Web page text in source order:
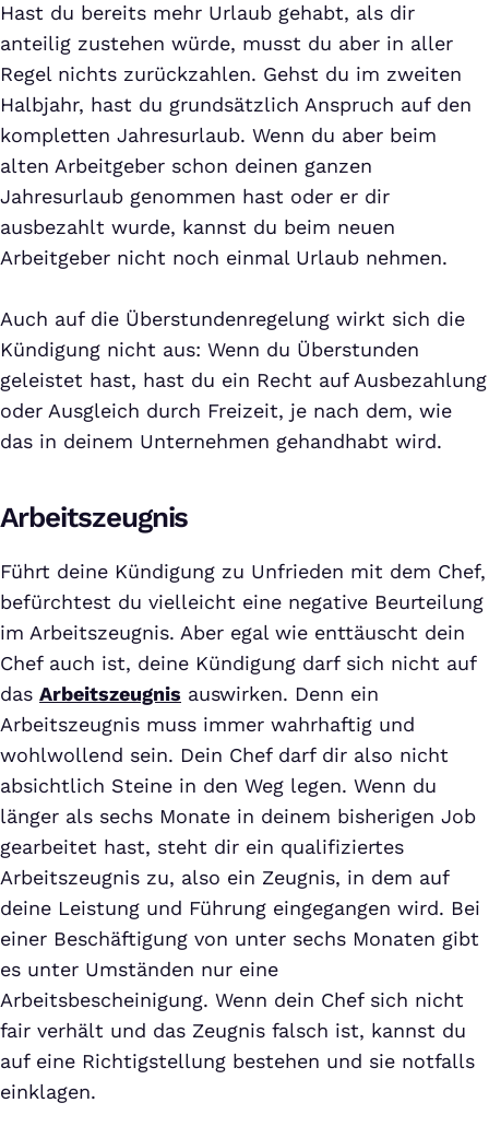
Hast du bereits mehr Urlaub gehabt, als dir
anteilig zustehen würde, musst du aber in aller
Regel nichts zurückzahlen. Gehst du im zweiten
Halbjahr, hast du grundsätzlich Anspruch auf den
kompletten Jahresurlaub. Wenn du aber beim
alten Arbeitgeber schon deinen ganzen
Jahresurlaub genommen hast oder er dir
ausbezahlt wurde, kannst du beim neuen
Arbeitgeber nicht noch einmal Urlaub nehmen.
Auch auf die Überstundenregelung wirkt sich die
Kündigung nicht aus: Wenn du Überstunden
geleistet hast, hast du ein Recht auf Ausbezahlung
oder Ausgleich durch Freizeit, je nach dem, wie
das in deinem Unternehmen gehandhabt wird.
Arbeitszeugnis
Führt deine Kündigung zu Unfrieden mit dem Chef,
befürchtest du vielleicht eine negative Beurteilung
im Arbeitszeugnis. Aber egal wie enttäuscht dein
Chef auch ist, deine Kündigung darf sich nicht auf
das Arbeitszeugnis auswirken. Denn ein
Arbeitszeugnis muss immer wahrhaftig und
wohlwollend sein. Dein Chef darf dir also nicht
absichtlich Steine in den Weg legen. Wenn du
länger als sechs Monate in deinem bisherigen Job
gearbeitet hast, steht dir ein qualifiziertes
Arbeitszeugnis zu, also ein Zeugnis, in dem auf
deine Leistung und Führung eingegangen wird. Bei
einer Beschäftigung von unter sechs Monaten gibt
es unter Umständen nur eine
Arbeitsbescheinigung. Wenn dein Chef sich nicht
fair verhält und das Zeugnis falsch ist, kannst du
auf eine Richtigstellung bestehen und sie notfalls
einklagen.